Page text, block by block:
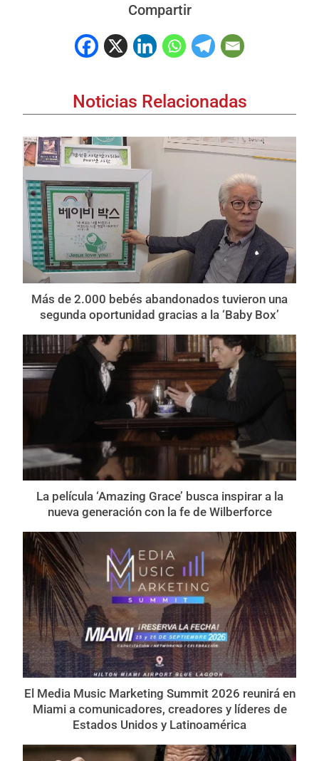
Compartir
Noticias Relacionadas
Más de 2.000 bebés abandonados tuvieron una
segunda oportunidad gracias a la ‘Baby Box’
La película ‘Amazing Grace’ busca inspirar a la
nueva generación con la fe de Wilberforce
El Media Music Marketing Summit 2026 reunirá en
Miami a comunicadores, creadores y líderes de
Estados Unidos y Latinoamérica